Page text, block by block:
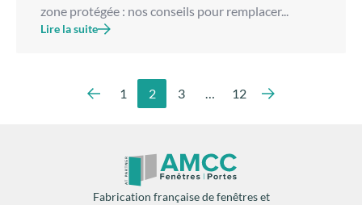
zone protégée : nos conseils pour remplacer...
Lire la suite
1 2 3 … 12
Fabrication française de fenêtres et